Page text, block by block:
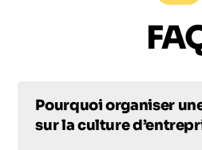
Pourquoi organiser
sur la culture